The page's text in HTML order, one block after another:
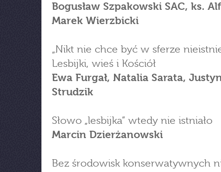
Bogusław Szpakowski SAC, ks.
Marek Wierzbicki
„Nikt nie chce być w sferze
Lesbijki, wieś i Kościół
Ewa Furgał, Natalia Sarata,
Strudzik
Słowo „lesbijka” wtedy nie istniało
Marcin Dzierżanowski
Bez środowisk konserwatywnych